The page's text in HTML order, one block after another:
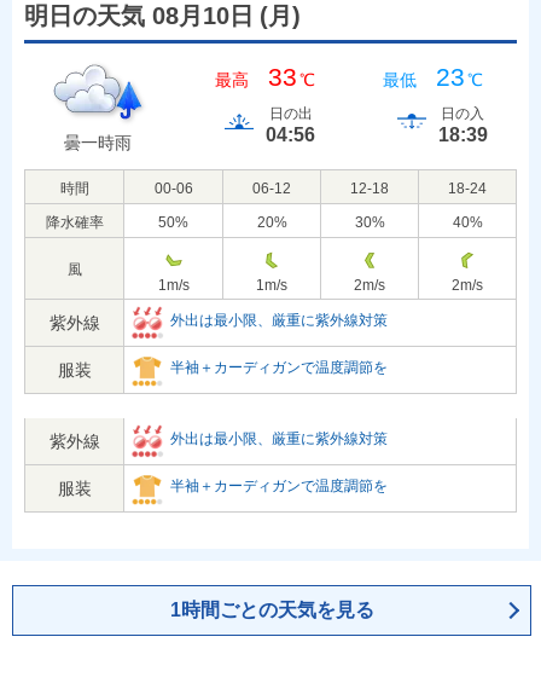
明日の天気 08月10日 (月 )
曇一時雨
最高 33℃ 最低 23℃
日の出
04:56
日の入
18:39
時間 00-06 06-12 12-18
18-24
降水確率
50% 20% 30% 40%
風
1m/s 1m/s 2m/s 2m/s
紫外線 外出は最小限、厳重に紫外線対策
服装 半袖＋カーディガンで温度調節を
紫外線 外出は最小限、厳重に紫外線対策
服装 半袖＋カーディガンで温度調節を
1時間ごとの天気を見る